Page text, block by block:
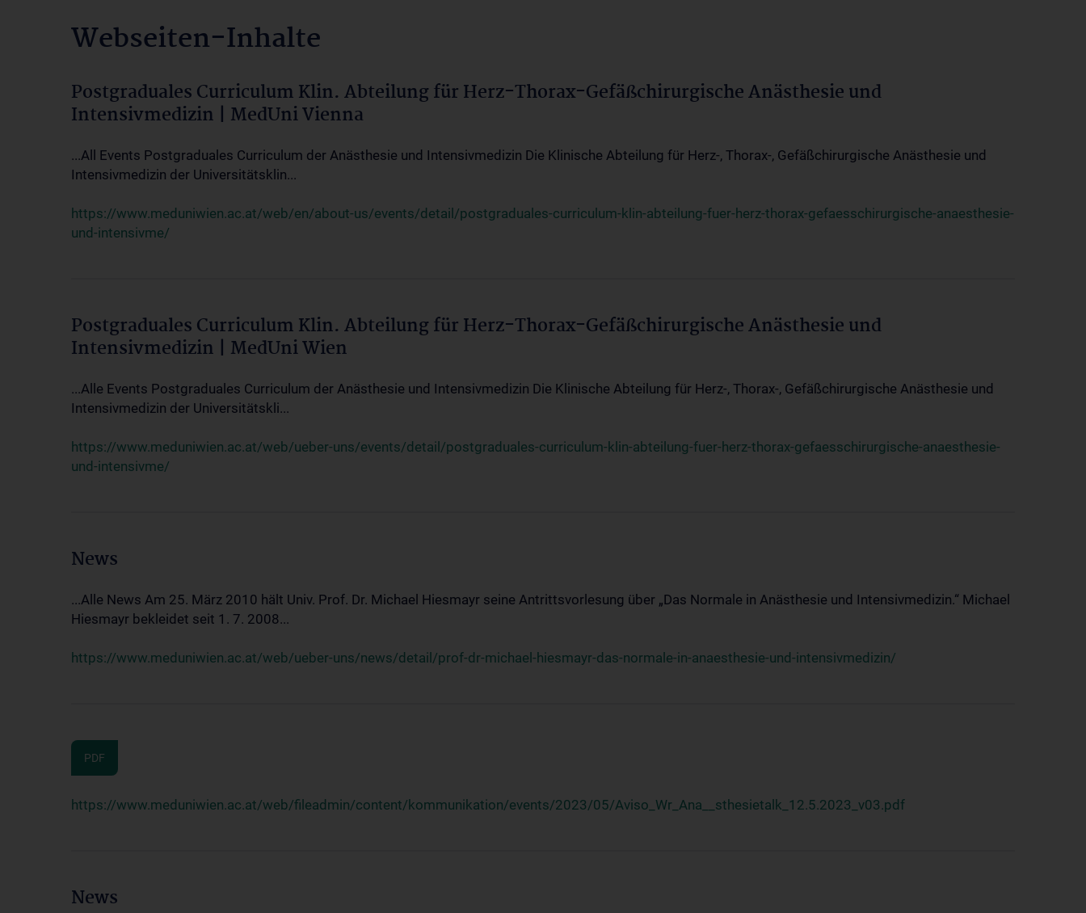
Webseiten-Inhalte
Postgraduales Curriculum Klin. Abteilung für Herz-Thorax-Gefäßchirurgische Anästhesie und
Intensivmedizin | MedUni Vienna
...All Events Postgraduales Curriculum der Anästhesie und Intensivmedizin Die Klinische Abteilung für Herz-, Thorax-, Gefäßchirurgische Anästhesie und
Intensivmedizin der Universitätsklin...
https://www.meduniwien.ac.at/web/en/about-us/events/detail/postgraduales-curriculum-klin-abteilung-fuer-herz-thorax-gefaesschirurgische-anaesthesie-
und-intensivme/
Postgraduales Curriculum Klin. Abteilung für Herz-Thorax-Gefäßchirurgische Anästhesie und
Intensivmedizin | MedUni Wien
...Alle Events Postgraduales Curriculum der Anästhesie und Intensivmedizin Die Klinische Abteilung für Herz-, Thorax-, Gefäßchirurgische Anästhesie und
Intensivmedizin der Universitätskli...
https://www.meduniwien.ac.at/web/ueber-uns/events/detail/postgraduales-curriculum-klin-abteilung-fuer-herz-thorax-gefaesschirurgische-anaesthesie-
und-intensivme/
News
...Alle News Am 25. März 2010 hält Univ. Prof. Dr. Michael Hiesmayr seine Antrittsvorlesung über „Das Normale in Anästhesie und Intensivmedizin.“ Michael
Hiesmayr bekleidet seit 1. 7. 2008...
https://www.meduniwien.ac.at/web/ueber-uns/news/detail/prof-dr-michael-hiesmayr-das-normale-in-anaesthesie-und-intensivmedizin/
PDF
https://www.meduniwien.ac.at/web/fileadmin/content/kommunikation/events/2023/05/Aviso_Wr_Ana__sthesietalk_12.5.2023_v03.pdf
News